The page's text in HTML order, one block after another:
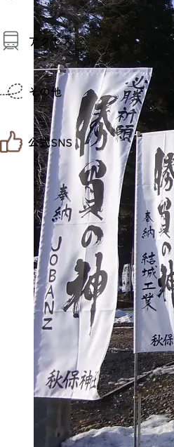
観光案内
お役立ち情報
観光アプリ
仙台観光マップ
アクセス
仙台までの経路検索
市内の交通情報
お得なチケット
その他
お知らせ
お問い合わせ
教育旅行
観光マップ
せんだい旅日和とは
サイト利用規約
プライバシーポリシー
サイトマップ
仙臺写真館フォトギャラリー
公式SNS
せんだい旅日和 X
せんだい旅日和 Instagram
せんだい旅日和 Facebook
仙台旅先体験コレクション
仙台旅先体験コレクション